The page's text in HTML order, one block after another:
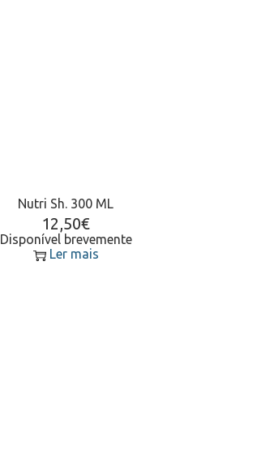
Nutri Sh. 300 ML
12,50€
Disponível brevemente
Ler mais